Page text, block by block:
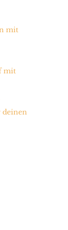
mit
mit
deinen